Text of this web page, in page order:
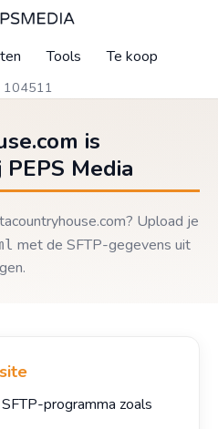
Tools Te koop
104511
is
Media
Upload je
met de SFTP-gegevens uit
programma zoals